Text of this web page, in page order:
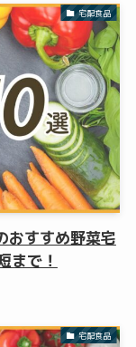
宅配食品
おすすめ野菜宅
まで！
宅配食品